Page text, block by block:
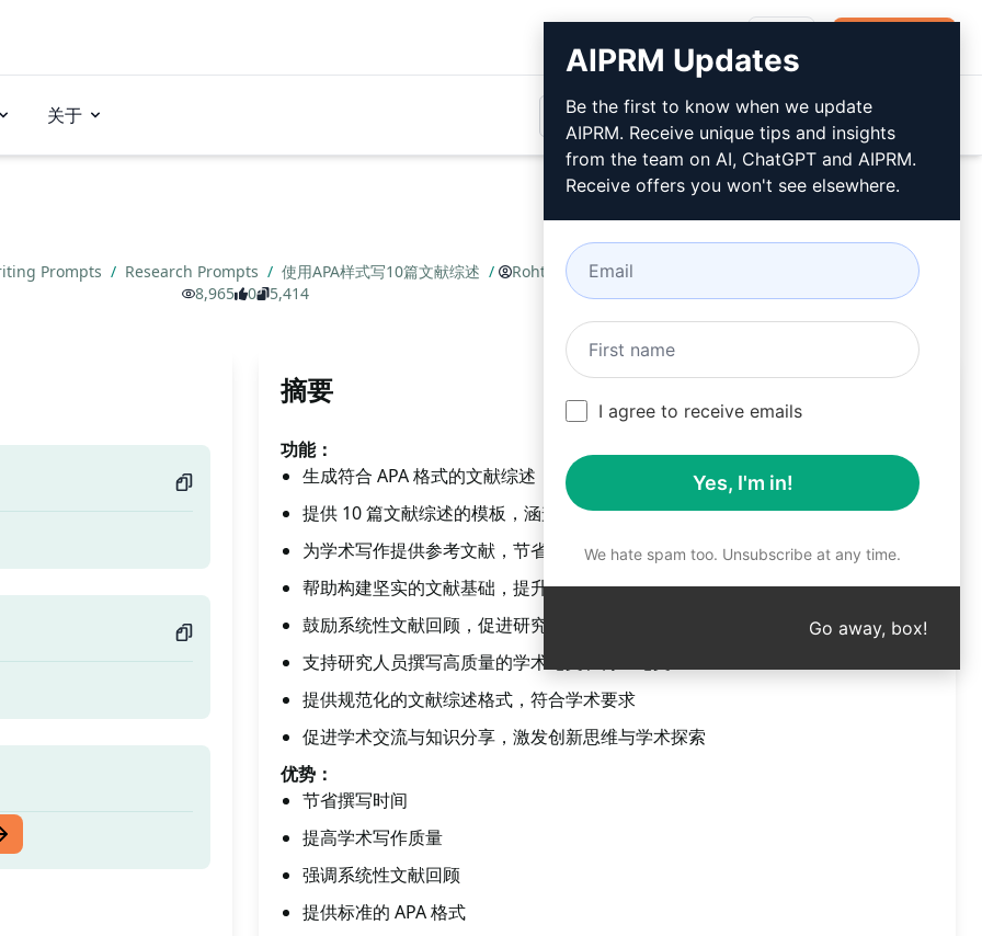
关于
Prompts / Research Prompts / 使用APA样式写10篇文献综述 / Rohtash Nimi
March 12, 2026
8,965
0 5,414
摘要
功能：
生成符合 APA 格式的文献综述，帮助撰写研究论文或博士论文
提供 10 篇文献综述的模板，涵盖各种研究主题
为学术写作提供参考文献，节省时间和精力
帮助构建坚实的文献基础，提升论文的学术水平
鼓励系统性文献回顾，促进研究深度和广度
支持研究人员撰写高质量的学术论文和博士论文
提供规范化的文献综述格式，符合学术要求
促进学术交流与知识分享，激发创新思维与学术探索
优势：
节省撰写时间
提高学术写作质量
强调系统性文献回顾
提供标准的 APA 格式
AIPRM Updates
Be the first to know when we update
AIPRM. Receive unique tips and insights
from the team on AI, ChatGPT and AIPRM.
Receive offers you won't see elsewhere.
I agree to receive emails
Yes, I'm in!
We hate spam too. Unsubscribe at any time.
Go away, box!